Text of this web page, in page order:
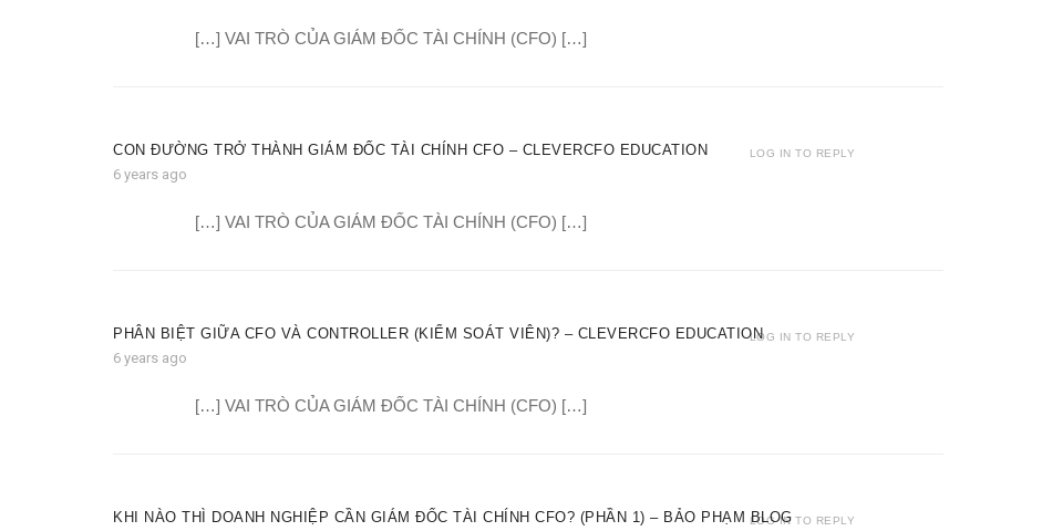
[…] VAI TRÒ CỦA GIÁM ĐỐC TÀI CHÍNH (CFO) […]
CON ĐƯỜNG TRỞ THÀNH GIÁM ĐỐC TÀI CHÍNH CFO – CLEVERCFO EDUCATION
6 years ago
LOG IN TO REPLY
[…] VAI TRÒ CỦA GIÁM ĐỐC TÀI CHÍNH (CFO) […]
PHÂN BIỆT GIỮA CFO VÀ CONTROLLER (KIỂM SOÁT VIÊN)? – CLEVERCFO EDUCATION
6 years ago
LOG IN TO REPLY
[…] VAI TRÒ CỦA GIÁM ĐỐC TÀI CHÍNH (CFO) […]
KHI NÀO THÌ DOANH NGHIỆP CẦN GIÁM ĐỐC TÀI CHÍNH CFO? (PHẦN 1) – BẢO PHẠM BLOGLOG IN TO REPLY